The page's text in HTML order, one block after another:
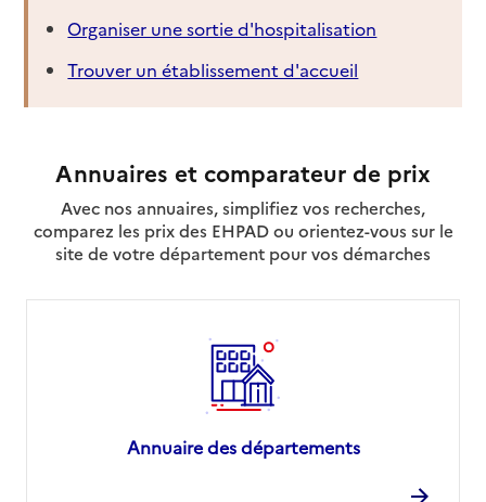
Organiser une sortie d'hospitalisation
Trouver un établissement d'accueil
Annuaires et comparateur de prix
Avec nos annuaires, simplifiez vos recherches,
comparez les prix des EHPAD ou orientez-vous sur le
site de votre département pour vos démarches
Annuaire des départements